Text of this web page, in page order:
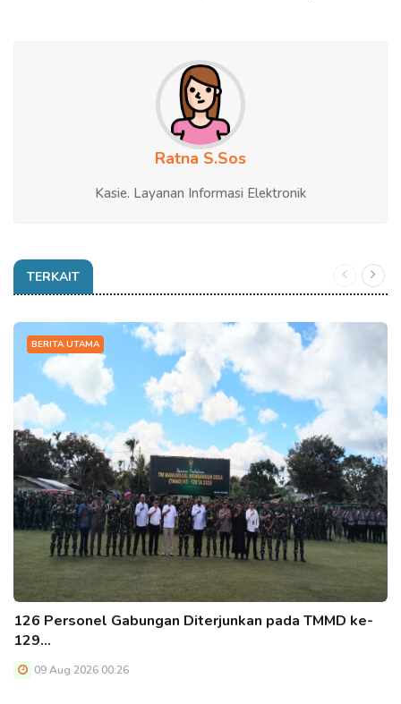
Ratna S.Sos
Kasie. Layanan Informasi Elektronik
TERKAIT
BERITA UTAMA
126 Personel Gabungan Diterjunkan pada TMMD ke-
129…
09 Aug 2026 00:26